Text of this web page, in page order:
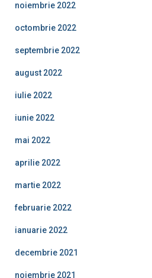
noiembrie 2022
octombrie 2022
septembrie 2022
august 2022
iulie 2022
iunie 2022
mai 2022
aprilie 2022
martie 2022
februarie 2022
ianuarie 2022
decembrie 2021
noiembrie 2021